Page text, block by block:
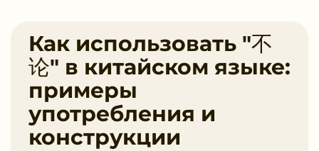
Как использовать "不
论" в китайском языке:
примеры
употребления и
конструкции